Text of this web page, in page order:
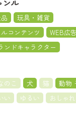
ンル
玩具・雑貨
コンテンツ
WEB広
ンドキャラクター
のこ 犬 猫
動物
い ゆるい おしゃれ